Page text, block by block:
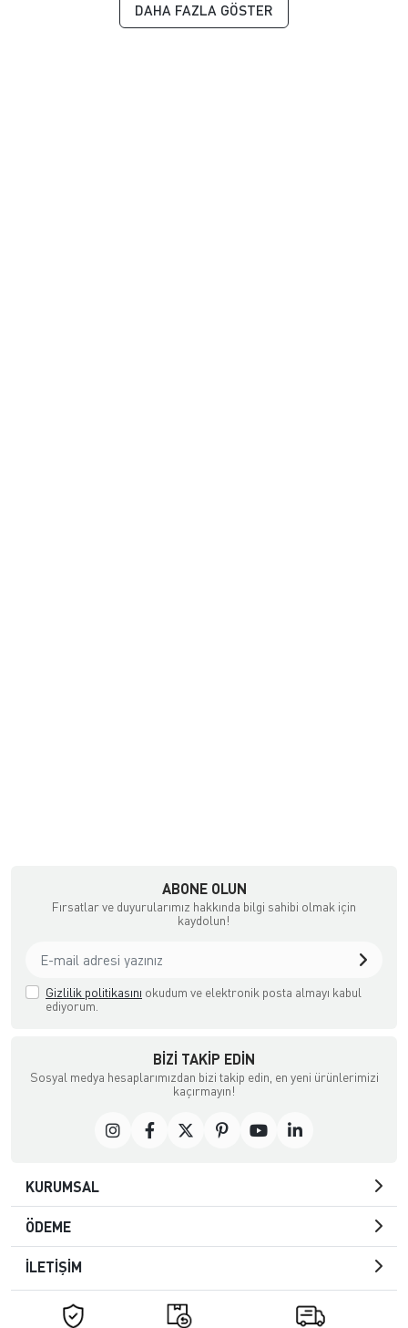
DAHA FAZLA GÖSTER
ABONE OLUN
Fırsatlar ve duyurularımız hakkında bilgi sahibi olmak için
kaydolun!
Gizlilik politikasını okudum ve elektronik posta almayı kabul
ediyorum.
BIZI TAKIP EDIN
Sosyal medya hesaplarımızdan bizi takip edin, en yeni ürünlerimizi
kaçırmayın!
KURUMSAL
ÖDEME
İLETİŞİM